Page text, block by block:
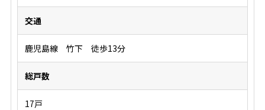
交通
鹿児島線 竹下 徒歩13分
総戸数
17戸